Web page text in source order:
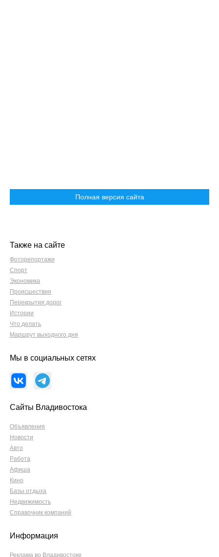
Полная версия сайта
Также на сайте
Фоторепортажи
Спорт
Экономика
Происшествия
Перекрытия дорог
Истории
Что делать
Маршрут выходного дня
Мы в социальных сетях
Сайты Владивостока
Объявления
Новости
Авто
Работа
Афиша
Кино
Базы отдыха
Недвижимость
Справочник компаний
Информация
Реклама во Владивостоке